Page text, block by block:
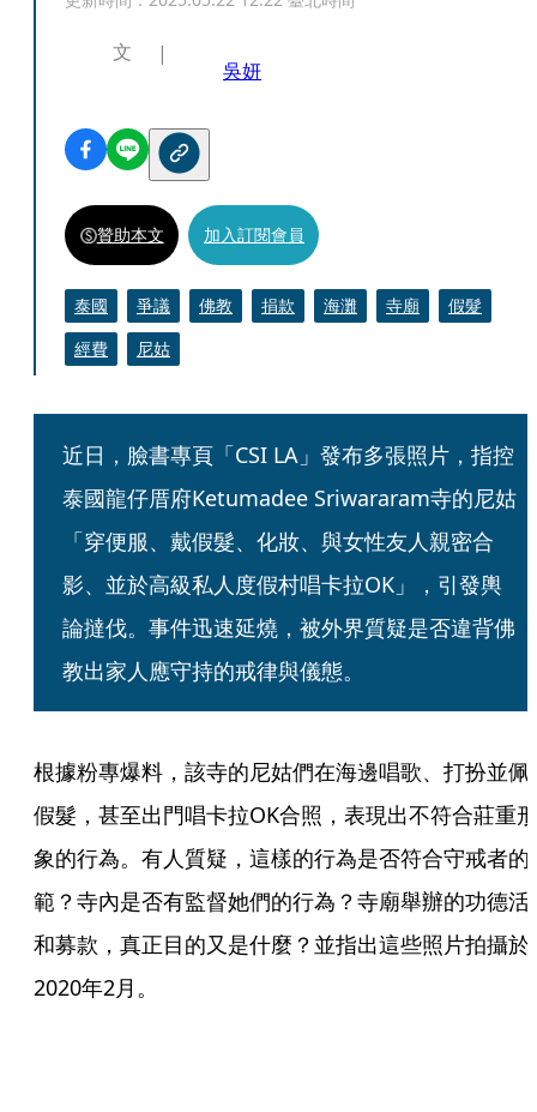
文
吳妍
贊助本文 加入訂閱會員
泰國 爭議 佛教 捐款 海灘 寺廟
假髮
經費
尼姑
近日，臉書專頁「CSI LA」發布多張照片，指控
泰國龍仔厝府Ketumadee Sriwararam寺的尼姑
「穿便服、戴假髮、化妝、與女性友人親密合
影、並於高級私人度假村唱卡拉OK」，引發輿
論撻伐。事件迅速延燒，被外界質疑是否違背佛
教出家人應守持的戒律與儀態。
根據粉專爆料，該寺的尼姑們在海邊唱歌、打扮並佩
假髮，甚至出門唱卡拉OK合照，表現出不符合莊重形
象的行為。有人質疑，這樣的行為是否符合守戒者的
範？寺內是否有監督她們的行為？寺廟舉辦的功德活
和募款，真正目的又是什麼？並指出這些照片拍攝於
2020年2月。